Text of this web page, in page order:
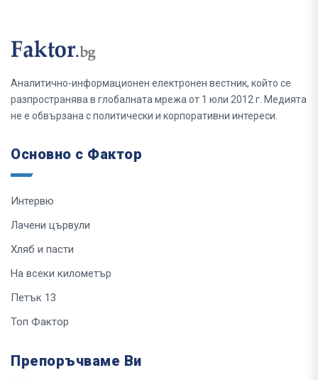
Аналитично-информационен електронен вестник, който се
разпространява в глобалната мрежа от 1 юли 2012 г. Медията
не е обвързана с политически и корпоративни интереси.
Основно с Фактор
Интервю
Лачени цървули
Хляб и пасти
На всеки километър
Петък 13
Топ Фактор
Препоръчваме Ви